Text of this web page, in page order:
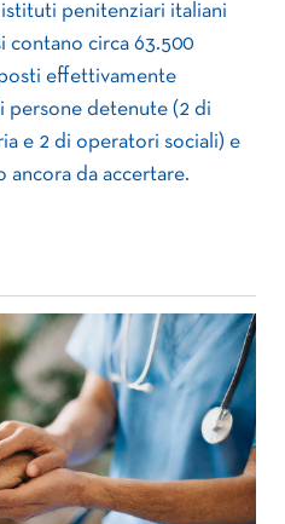
penitenziari italiani
contano circa 63.500
effettivamente
persone detenute (2 di
e 2 di operatori sociali) e
ancora da accertare.